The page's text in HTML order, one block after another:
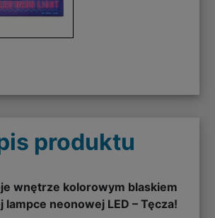
produktu
wnętrze kolorowym blaskiem
lampce neonowej LED – Tęcza!